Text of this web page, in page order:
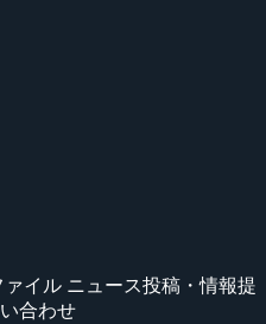
ァイル ニュース投稿・情報提
合わせ